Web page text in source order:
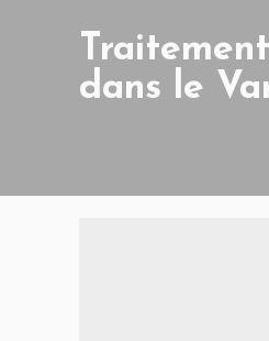
dans le